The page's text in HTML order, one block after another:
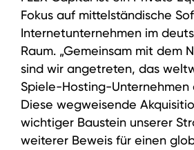
Fokus auf mittelständische
Internetunternehmen im
Raum. „Gemeinsam mit dem
sind wir angetreten, das
Spiele-Hosting-Unternehmen
Diese wegweisende
wichtiger Baustein unserer
weiterer Beweis für einen